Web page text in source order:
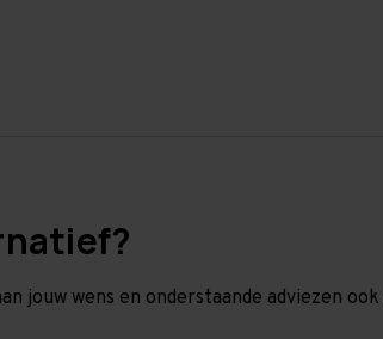
jouw wens en onderstaande adviezen